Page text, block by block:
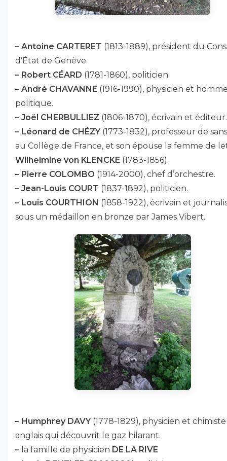
– Antoine CARTERET (1813-1889), président du
d’État de Genève.
– Robert CÉARD (1781-1860), politicien.
– André CHAVANNE (1916-1990), physicien et
politique.
– Joël CHERBULLIEZ (1806-1870), écrivain et éditeur.
– Léonard de CHÉZY(1773-1832), professeur de
au Collège de France, et son épouse la femme de
Wilhelmine von KLENCKE (1783-1856).
– Pierre COLOMBO (1914-2000), chef d’orchestre.
– Jean-Louis COURT (1837-1892), politicien.
– Louis COURTHION (1858-1922), écrivain et
sous un médaillon en bronze par James Vibert.
– Humphrey DAVY(1778-1829), physicien et chimiste
anglais qui découvrit le gaz hilarant.
– la famille de physicien DE LA RIVE